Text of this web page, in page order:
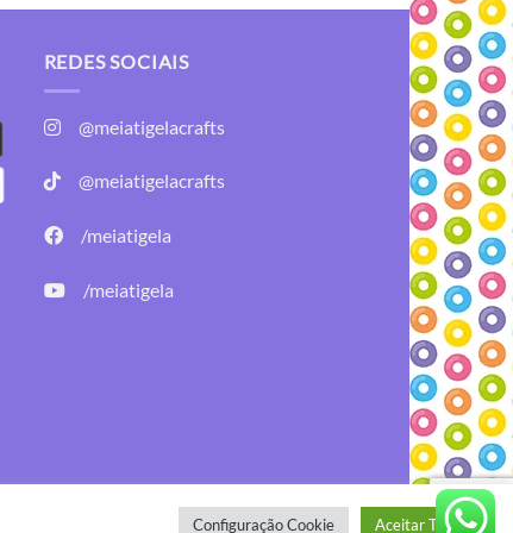
REDES SOCIAIS
@meiatigelacrafts
@meiatigelacrafts
/meiatigela
/meiatigela
Desenvolvido por:B2V-Web
Configuração Cookie Aceitar Todos